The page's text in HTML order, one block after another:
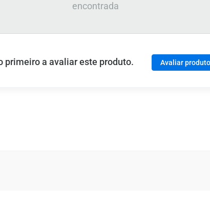
encontrada
primeiro a avaliar este produto. Avaliar produto